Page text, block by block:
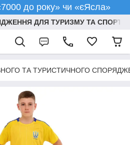
до року» чи «єЯсла»
ДЛЯ ТУРИЗМУ ТА СПОРТУ
ТА ТУРИСТИЧНОГО